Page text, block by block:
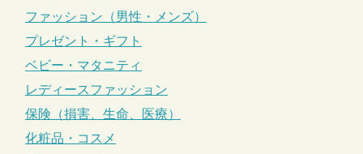
ファッション（男性・メンズ）
プレゼント・ギフト
ベビー・マタニティ
レディースファッション
保険（損害、生命、医療）
化粧品・コスメ